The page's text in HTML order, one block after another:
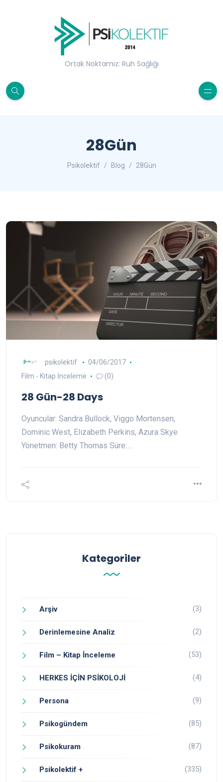
Ortak Noktamız: Ruh Sağlığı
28Gün
Psikolektif Blog 28Gün
psikolektif
04/06/2017
Film - Kitap İnceleme
(0)
28 Gün-28 Days
Oyuncular: Sandra Bullock, Viggo Mortensen,
Dominic West, Elizabeth Perkins, Azura Skye
Yönetmen: Betty Thomas Süre:…
Kategoriler
Arşiv (3)
Derinlemesine Analiz (2)
Film – Kitap İnceleme (53)
HERKES İÇİN PSİKOLOJİ (4)
Persona (9)
Psikogündem (85)
Psikokuram (87)
Psikolektif + (335)